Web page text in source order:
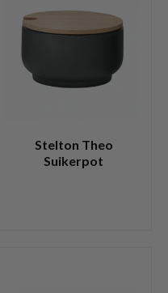
Stelton Theo
Suikerpot